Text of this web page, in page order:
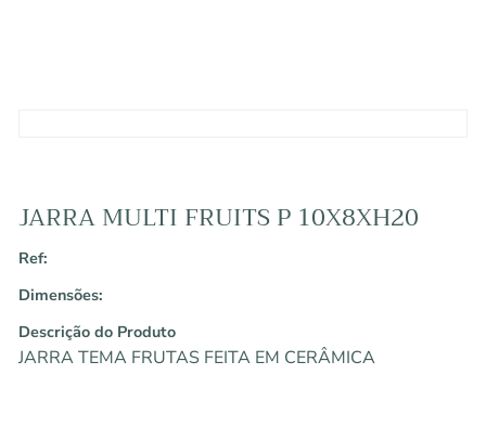
JARRA MULTI FRUITS P 10X8XH20
Ref:
Dimensões:
Descrição do Produto
JARRA TEMA FRUTAS FEITA EM CERÂMICA